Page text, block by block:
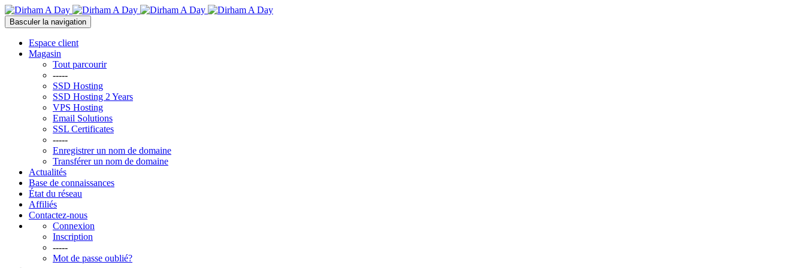
Basculer la navigation
Espace client
Magasin
Tout parcourir
-----
SSD Hosting
SSD Hosting 2 Years
VPS Hosting
Email Solutions
SSL Certificates
-----
Enregistrer un nom de domaine
Transférer un nom de domaine
Actualités
Base de connaissances
État du réseau
Affiliés
Contactez-nous
Connexion
Inscription
-----
Mot de passe oublié?